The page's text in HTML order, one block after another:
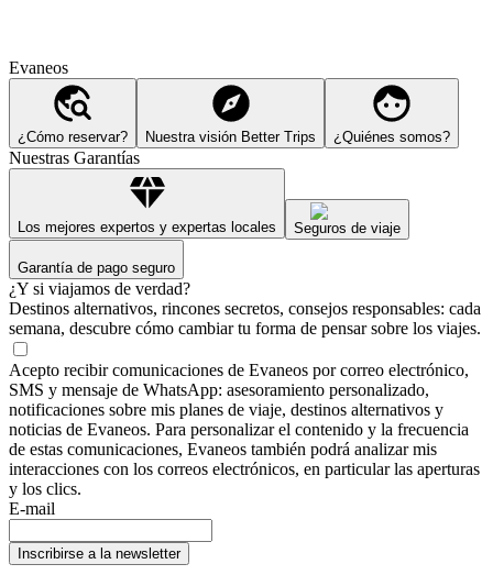
Evaneos
¿Cómo reservar? Nuestra visión Better Trips ¿Quiénes somos?
Nuestras Garantías
Los mejores expertos y expertas locales Seguros de viaje
Garantía de pago seguro
¿Y si viajamos de verdad?
Destinos alternativos, rincones secretos, consejos responsables: cada
semana, descubre cómo cambiar tu forma de pensar sobre los viajes.
Acepto recibir comunicaciones de Evaneos por correo electrónico,
SMS y mensaje de WhatsApp: asesoramiento personalizado,
notificaciones sobre mis planes de viaje, destinos alternativos y
noticias de Evaneos. Para personalizar el contenido y la frecuencia
de estas comunicaciones, Evaneos también podrá analizar mis
interacciones con los correos electrónicos, en particular las aperturas
y los clics.
E-mail
Inscribirse a la newsletter